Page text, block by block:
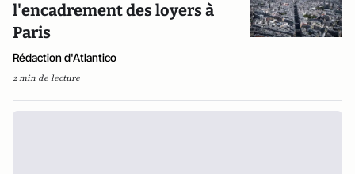
l'encadrement des loyers à
Paris
Rédaction d'Atlantico
2 min de lecture